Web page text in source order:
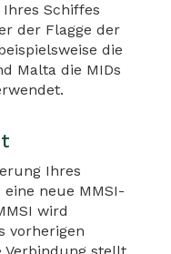
Schiffes
der Flagge der
die
Malta die MIDs
Ihres
neue MMSI-
wird
vorherigen